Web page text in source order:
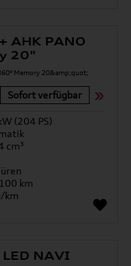
AHK PANO
20"
Sofort verfügbar
(204 PS)
cm³
km
km
NAVI